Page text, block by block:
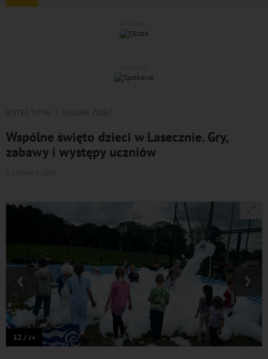
JESTEŚ TUTAJ GALERIE ZDJĘĆ
Wspólne święto dzieci w Lasecznie. Gry,
zabawy i występy uczniów
12 / 24
‹ ›